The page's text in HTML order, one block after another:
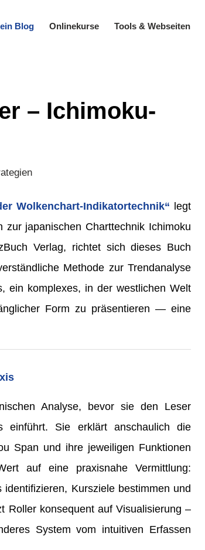
Blog Onlinekurse Tools & Web­seiten
– Ichimoku-
Wolkenchart-Indikatortechnik“ legt
japanischen Charttechnik Ichimoku
Verlag, richtet sich dieses Buch
Methode zur Trendanalyse
ein komplexes, in der westlichen Welt
Form zu präsentieren — eine
Analyse, bevor sie den Leser
einführt. Sie erklärt anschaulich die
Span und ihre jeweiligen Funktionen
auf eine praxisnahe Vermittlung:
Kursziele bestimmen und
Roller konsequent auf Visualisierung –
System vom intuitiven Erfassen